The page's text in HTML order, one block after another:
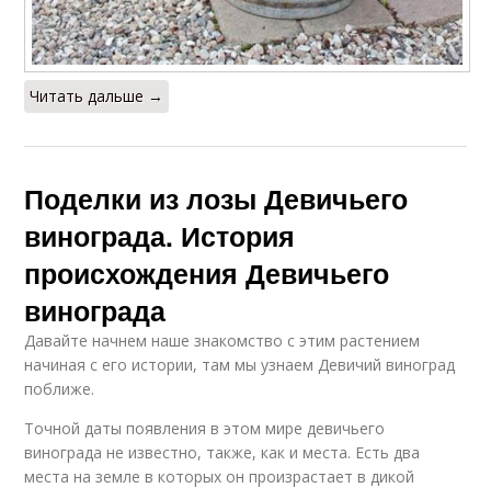
Читать дальше →
Поделки из лозы Девичьего
винограда. История
происхождения Девичьего
винограда
Давайте начнем наше знакомство с этим растением
начиная с его истории, там мы узнаем Девичий виноград
поближе.
Точной даты появления в этом мире девичьего
винограда не известно, также, как и места. Есть два
места на земле в которых он произрастает в дикой